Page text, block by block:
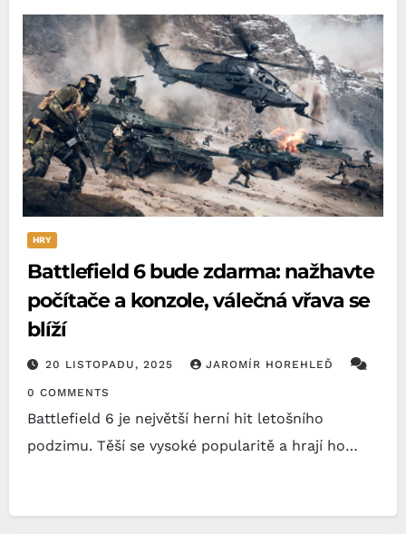
HRY
Battlefield 6 bude zdarma: nažhavte
počítače a konzole, válečná vřava se
blíží
20 LISTOPADU, 2025 JAROMÍR HOREHLEĎ
0 COMMENTS
Battlefield 6 je největší herní hit letošního
podzimu. Těší se vysoké popularitě a hrají ho…